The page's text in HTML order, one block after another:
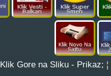
Klik Gore na Sliku - Prikaz; ¦